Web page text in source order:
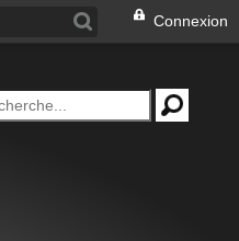
Connexion